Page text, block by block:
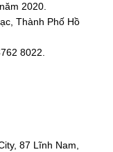
2020.
Thành Phố Hồ
8022.
87 Lĩnh Nam,